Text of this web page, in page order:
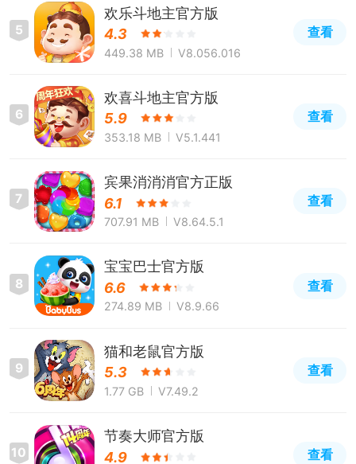
5
欢乐斗地主官方版
4.3
449.38 MB V8.056.016
查看
6
欢喜斗地主官方版
5.9
353.18 MB V5.1.441
查看
7
宾果消消消官方正版
6.1
707.91 MB V8.64.5.1
查看
8
宝宝巴士官方版
6.6
274.89 MB V8.9.66
查看
9
猫和老鼠官方版
5.3
1.77 GB V7.49.2
查看
10
节奏大师官方版
4.9
查看